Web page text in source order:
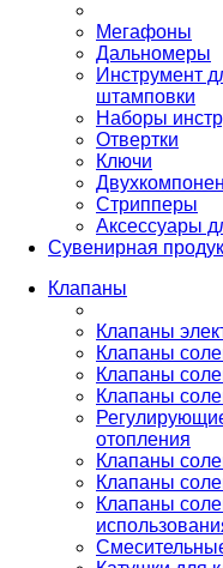
Мегафоны
Дальномеры
Инструмент
штамповки
Наборы
Отвертки
Ключи
Стрипперы
Аксессуары
Сувенирная
Клапаны
Клапаны
Клапаны
Клапаны
Клапаны
отопления
Клапаны
Клапаны
Клапаны